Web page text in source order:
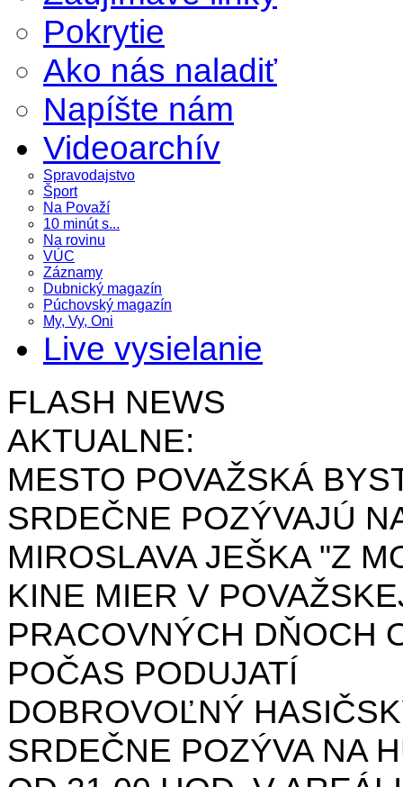
Pokrytie
Ako nás naladiť
Napíšte nám
Videoarchív
Spravodajstvo
Šport
Na Považí
10 minút s...
Na rovinu
VÚC
Záznamy
Dubnický magazín
Púchovský magazín
My, Vy, Oni
Live vysielanie
FLASH NEWS
AKTUALNE:
MESTO POVAŽSKÁ
SRDEČNE POZÝVAJÚ
MIROSLAVA JEŠKA "Z
KINE MIER V
PRACOVNÝCH DŇOCH
POČAS PODUJATÍ
DOBROVOĽNÝ
SRDEČNE POZÝVA NA